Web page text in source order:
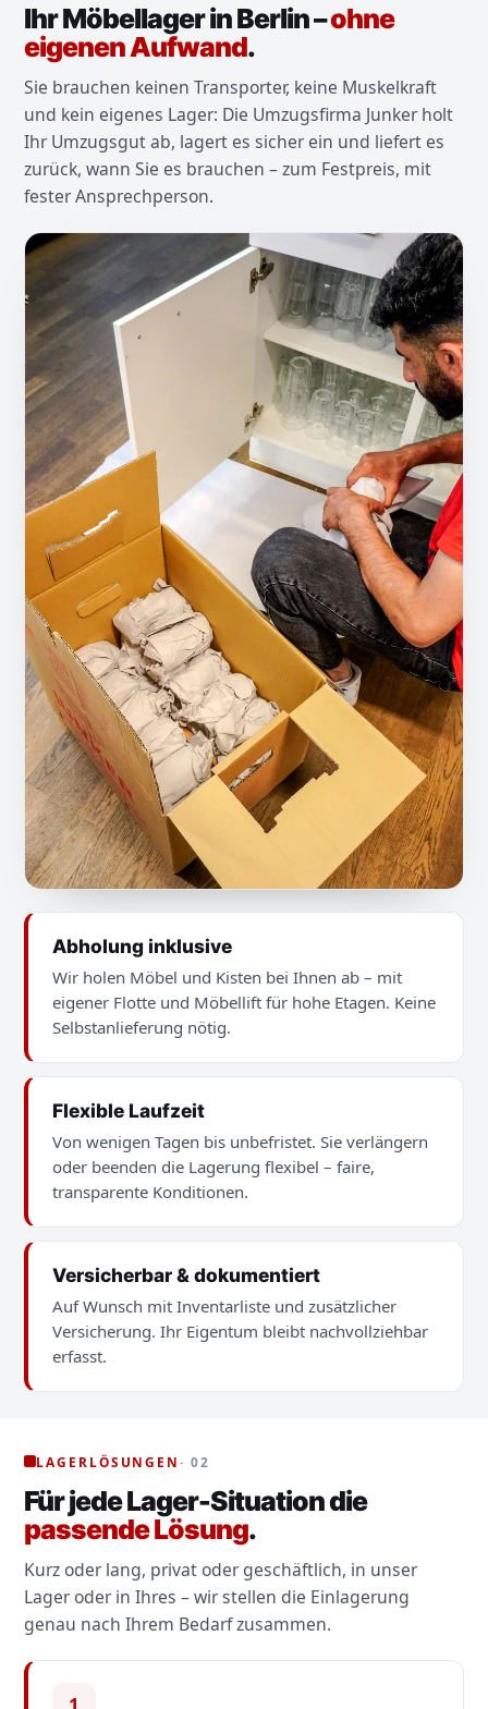
Ihr Möbellager in Berlin –ohne
eigenen Aufwand.
Sie brauchen keinen Transporter, keine Muskelkraft
und kein eigenes Lager: Die Umzugsfirma Junker holt
Ihr Umzugsgut ab, lagert es sicher ein und liefert es
zurück, wann Sie es brauchen – zum Festpreis, mit
fester Ansprechperson.
Abholung inklusive
Wir holen Möbel und Kisten bei Ihnen ab – mit
eigener Flotte und Möbellift für hohe Etagen. Keine
Selbstanlieferung nötig.
Flexible Laufzeit
Von wenigen Tagen bis unbefristet. Sie verlängern
oder beenden die Lagerung flexibel – faire,
transparente Konditionen.
Versicherbar & dokumentiert
Auf Wunsch mit Inventarliste und zusätzlicher
Versicherung. Ihr Eigentum bleibt nachvollziehbar
erfasst.
LAGERLÖSUNGEN· 02
Für jede Lager-Situation die
passende Lösung.
Kurz oder lang, privat oder geschäftlich, in unser
Lager oder in Ihres – wir stellen die Einlagerung
genau nach Ihrem Bedarf zusammen.
1